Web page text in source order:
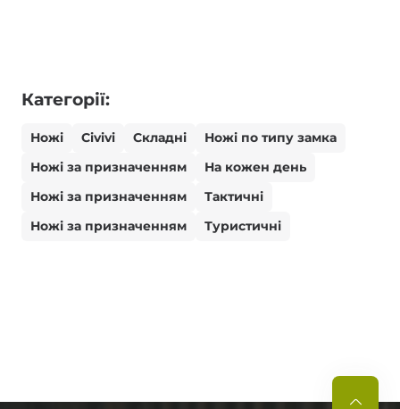
Категорії:
Ножі Civivi Складні
Ножі по типу замка
Ножі за призначенням
На кожен день
Ножі за призначенням
Тактичні
Ножі за призначенням
Туристичні